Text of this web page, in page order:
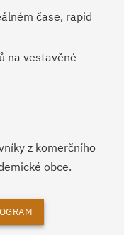
čase, rapid
na vestavěné
z komerčního
obce.